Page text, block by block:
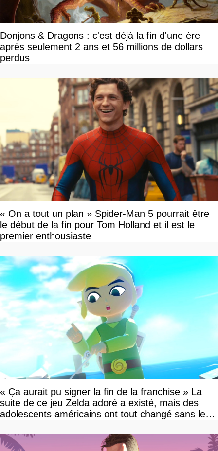
Donjons & Dragons : c'est déjà la fin d'une ère
après seulement 2 ans et 56 millions de dollars
perdus
« On a tout un plan » Spider-Man 5 pourrait être
le début de la fin pour Tom Holland et il est le
premier enthousiaste
« Ça aurait pu signer la fin de la franchise » La
suite de ce jeu Zelda adoré a existé, mais des
adolescents américains ont tout changé sans le